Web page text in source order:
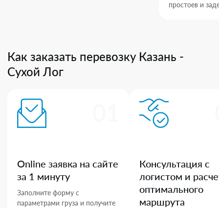
простоев и
Как заказать перевозку Казань -
Сухой Лог
Online заявка на сайте
за 1 минуту
Заполните форму с
параметрами груза и получите
Консультация с
логистом и
оптимального
маршрута